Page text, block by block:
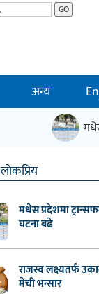
GO
अन्य
मधेस
लाेकप्रिय
मधेस प्रदेशमा
घटना बढे
राजस्व लक्ष्यतर्फ
मेची भन्सार